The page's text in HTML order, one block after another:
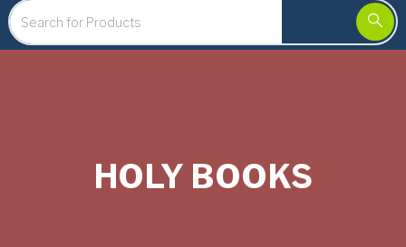
HOLY BOOKS